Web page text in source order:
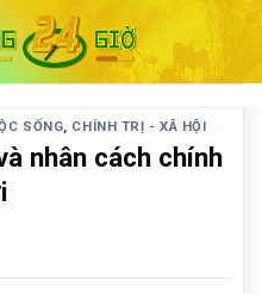
SỐNG, CHÍNH TRỊ - XÃ HỘI
nhân cách chính